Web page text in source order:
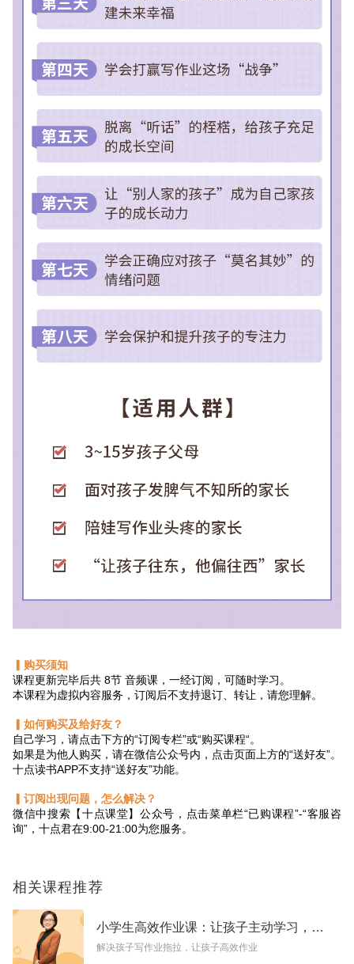
▎购买须知
课程更新完毕后共 8节 音频课，一经订阅，可随时学习。
本课程为虚拟内容服务，订阅后不支持退订、转让，请您理解。
▎如何购买及给好友？
自己学习，请点击下方的“订阅专栏”或“购买课程“。
如果是为他人购买，请在微信公众号内，点击页面上方的“送好友”。
十点读书APP不支持“送好友”功能。
▎订阅出现问题，怎么解决？
微信中搜索【十点课堂】公众号，点击菜单栏“已购课程”-“客服咨
询”，十点君在9:00-21:00为您服务。
相关课程推荐
小学生高效作业课：让孩子主动学习，摆脱磨蹭拖拉
解决孩子写作业拖拉，让孩子高效作业